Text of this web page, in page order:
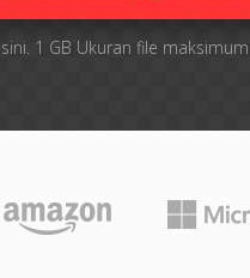
1 GB Ukuran file